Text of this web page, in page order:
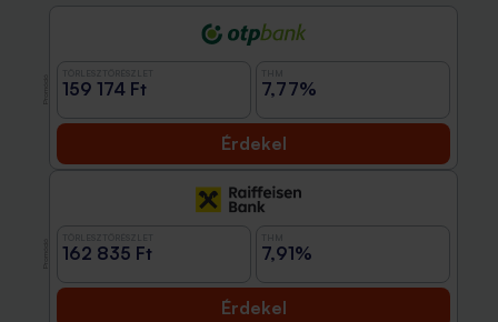
159 174 Ft 7,77%
Érdekel
162 835 Ft 7,91%
Érdekel